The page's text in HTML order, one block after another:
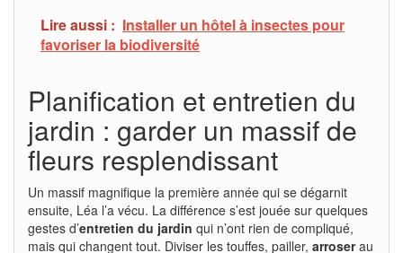
Lire aussi : Installer un hôtel à insectes pour
favoriser la biodiversité
Planification et entretien du
jardin : garder un massif de
fleurs resplendissant
Un massif magnifique la première année qui se dégarnit
ensuite, Léa l’a vécu. La différence s’est jouée sur quelques
gestes d’entretien du jardin qui n’ont rien de compliqué,
mais qui changent tout. Diviser les touffes, pailler, arroserau